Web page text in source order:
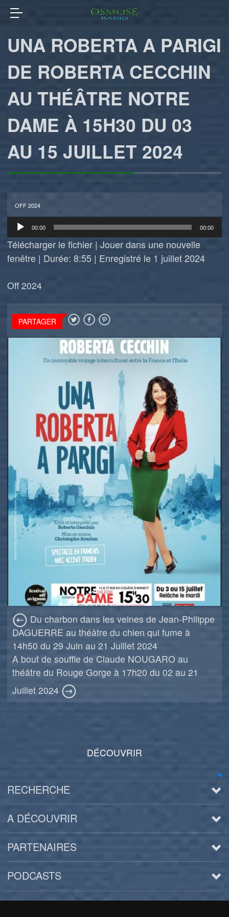
UNA ROBERTA A PARIGI
DE ROBERTA CECCHIN
AU THÉÂTRE NOTRE
DAME À 15H30 DU 03
AU 15 JUILLET 2024
OFF 2024
Lecteur
audio
00:00 00:00
Télécharger le fichier |Jouer dans une nouvelle
fenêtre | Durée: 8:55 | Enregistré le 1 juillet 2024
Off 2024
PARTAGER
Du charbon dans les veines de Jean-Philippe
DAGUERRE au théâtre du chien qui fume à
14h50 du 29 Juin au 21 Juillet 2024
A bout de souffle de Claude NOUGARO au
théâtre du Rouge Gorge à 17h20 du 02 au 21
Juillet 2024
DÉCOUVRIR
RECHERCHE
A DÉCOUVRIR
PARTENAIRES
PODCASTS